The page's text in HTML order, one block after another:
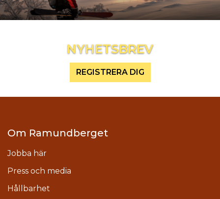
NYHETSBREV
REGISTRERA DIG
Om Ramundberget
Jobba här
Press och media
Hållbarhet